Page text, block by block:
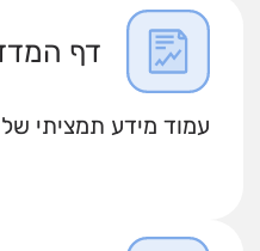
דף
עמוד מידע תמציתי